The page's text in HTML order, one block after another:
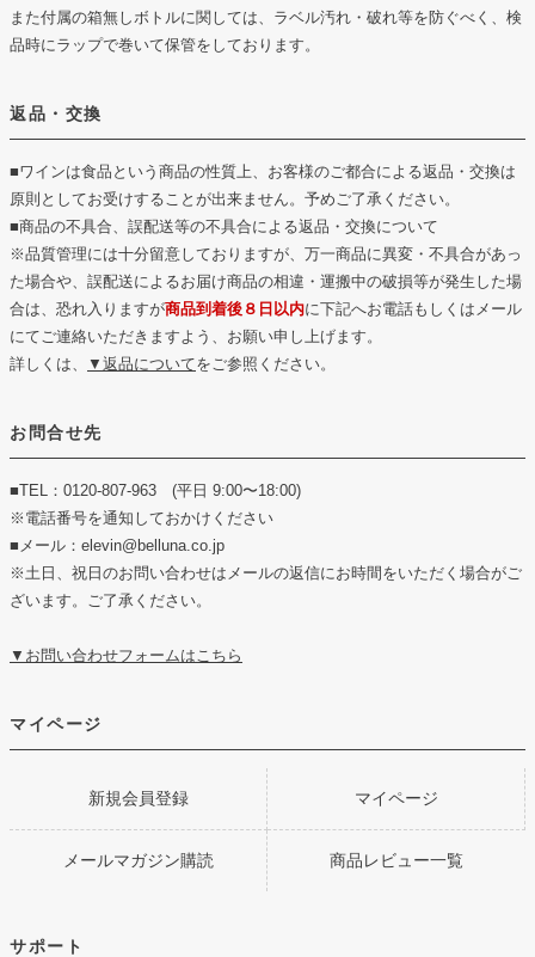
また付属の箱無しボトルに関しては、ラベル汚れ・破れ等を防ぐべく、検
品時にラップで巻いて保管をしております。
返品・交換
■ワインは食品という商品の性質上、お客様のご都合による返品・交換は
原則としてお受けすることが出来ません。予めご了承ください。
■商品の不具合、誤配送等の不具合による返品・交換について
※品質管理には十分留意しておりますが、万一商品に異変・不具合があっ
た場合や、誤配送によるお届け商品の相違・運搬中の破損等が発生した場
合は、恐れ入りますが商品到着後８日以内に下記へお電話もしくはメール
にてご連絡いただきますよう、お願い申し上げます。
詳しくは、
▼返品についてをご参照ください。
お問合せ先
■TEL：0120-807-963 (平日 9:00〜18:00)
※電話番号を通知しておかけください
■メール：elevin@belluna.co.jp
※土日、祝日のお問い合わせはメールの返信にお時間をいただく場合がご
ざいます。ご了承ください。
▼お問い合わせフォームはこちら
マイページ
新規会員登録 マイページ
メールマガジン購読 商品レビュー一覧
サポート